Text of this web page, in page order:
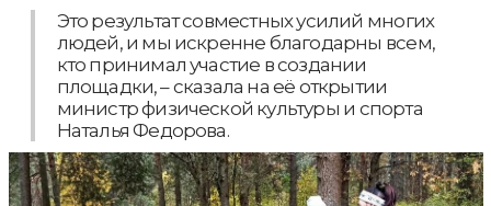
Это результат совместных усилий многих
людей, и мы искренне благодарны всем,
кто принимал участие в создании
площадки, – сказала на её открытии
министр физической культуры и спорта
Наталья Федорова.